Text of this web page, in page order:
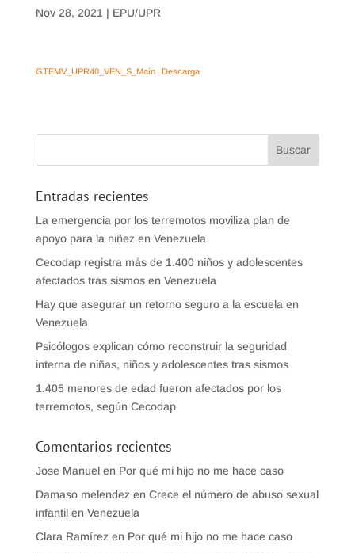
Nov 28, 2021 | EPU/UPR
GTEMV_UPR40_VEN_S_Main Descarga
Entradas recientes
La emergencia por los terremotos moviliza plan de
apoyo para la niñez en Venezuela
Cecodap registra más de 1.400 niños y adolescentes
afectados tras sismos en Venezuela
Hay que asegurar un retorno seguro a la escuela en
Venezuela
Psicólogos explican cómo reconstruir la seguridad
interna de niñas, niños y adolescentes tras sismos
1.405 menores de edad fueron afectados por los
terremotos, según Cecodap
Comentarios recientes
Jose Manuelen Por qué mi hijo no me hace caso
Damaso melendez en Crece el número de abuso sexual
infantil en Venezuela
Clara Ramírez en Por qué mi hijo no me hace caso